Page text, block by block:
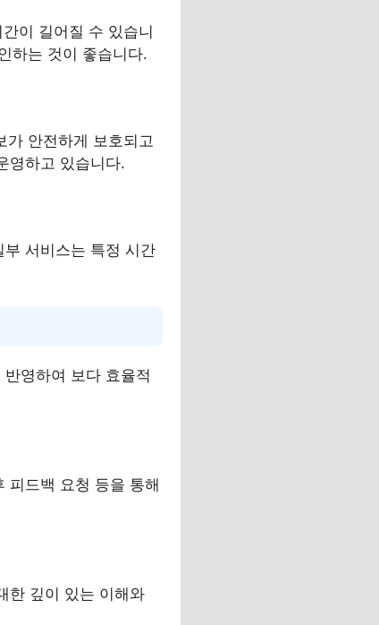
이 길어질 수 있습니
하는 것이 좋습니다.
가 안전하게 보호되고
영하고 있습니다.
서비스는 특정 시간
영하여 보다 효율적
피드백 요청 등을 통해
한 깊이 있는 이해와